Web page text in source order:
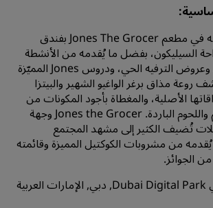
سيجد الجميع متعته في مطعم Jones The Grocer بفندق
السيليكون، بفضل ما يُقدمه من الأنشطة
المناسبة للعائلات، وعروض الترفيه الحي، ودروس Jones المميّزة
روعة مذاق برغر الواغيو الشهير والبيتزا
الأصلية، والمغطاة بأجود المكونات من
غرفة أجبان المطعم واللحوم الباردة. Jones the Grocer وجهة
تُضيف الكثير إلى مشهد المجتمع
من مشروبات الكوكتيل المميزة وقائمته
الجوائز.
يقع هذا المطعم في Dubai Digital Park, دبي, الإمارات العربية